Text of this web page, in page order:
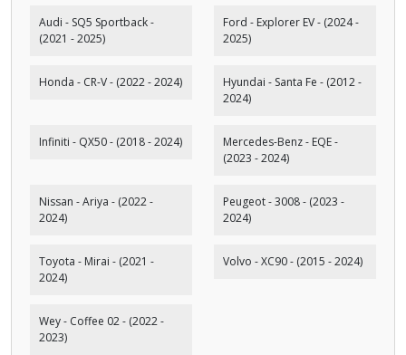
Audi - SQ5 Sportback -
(2021 - 2025)
Ford - Explorer EV - (2024 -
2025)
Honda - CR-V - (2022 - 2024)
Hyundai - Santa Fe - (2012 -
2024)
Infiniti - QX50 - (2018 - 2024)
Mercedes-Benz - EQE -
(2023 - 2024)
Nissan - Ariya - (2022 -
2024)
Peugeot - 3008 - (2023 -
2024)
Toyota - Mirai - (2021 -
2024)
Volvo - XC90 - (2015 - 2024)
Wey - Coffee 02 - (2022 -
2023)